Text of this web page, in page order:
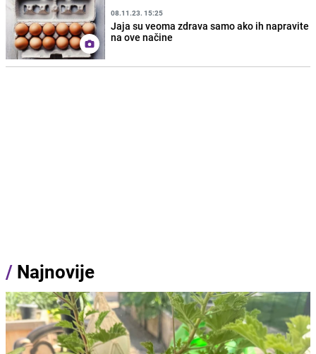
08.11.23. 15:25
Jaja su veoma zdrava samo ako ih napravite
na ove načine
/ Najnovije